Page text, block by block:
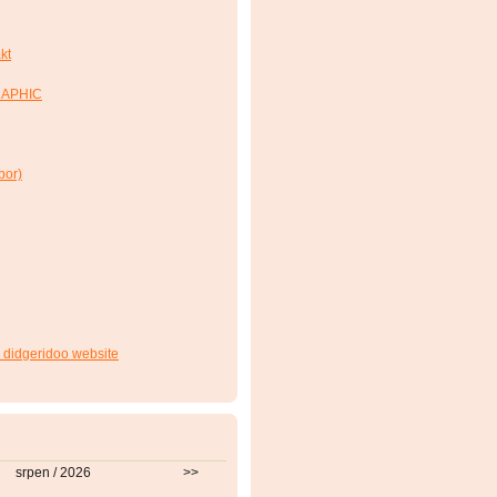
website
srpen / 2026 >>